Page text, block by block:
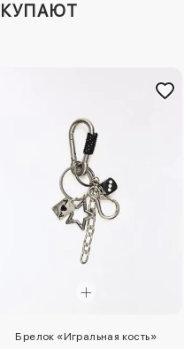
Брелок «Игральная кость»